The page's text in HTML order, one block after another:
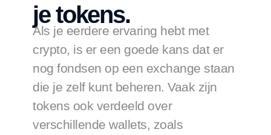
je tokens.
Als je eerdere ervaring hebt met
crypto, is er een goede kans dat er
nog fondsen op een exchange staan
die je zelf kunt beheren. Vaak zijn
tokens ook verdeeld over
verschillende wallets, zoals